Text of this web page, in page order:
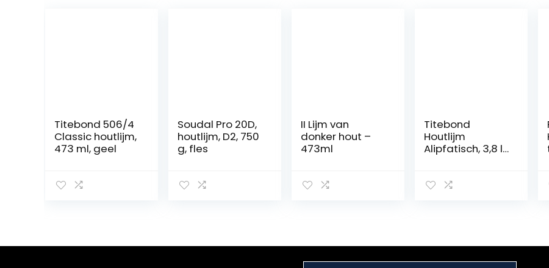
Titebond 506/4
Classic houtlijm,
473 ml, geel
Soudal Pro 20D,
houtlijm, D2, 750
g, fles
II Lijm van
donker hout –
473ml
Titebond
Houtlijm
Alipfatisch, 3,8 l